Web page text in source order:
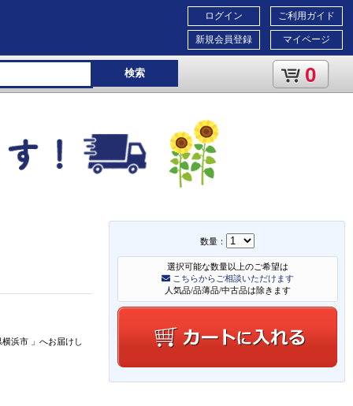
ご利用ガイド
マイページ
ログイン
新規会員登録
検索 0
数量：
選択可能な数量以上のご希望は
こちらからご相談いただけます
人気品/品薄品/中古品は除きます
横浜市 」 へお届けし